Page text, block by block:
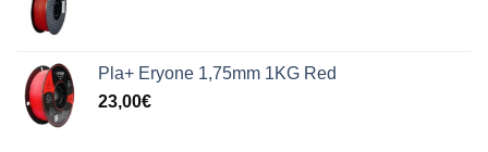
Pla+ Eryone 1,75mm 1KG Red
23,00€